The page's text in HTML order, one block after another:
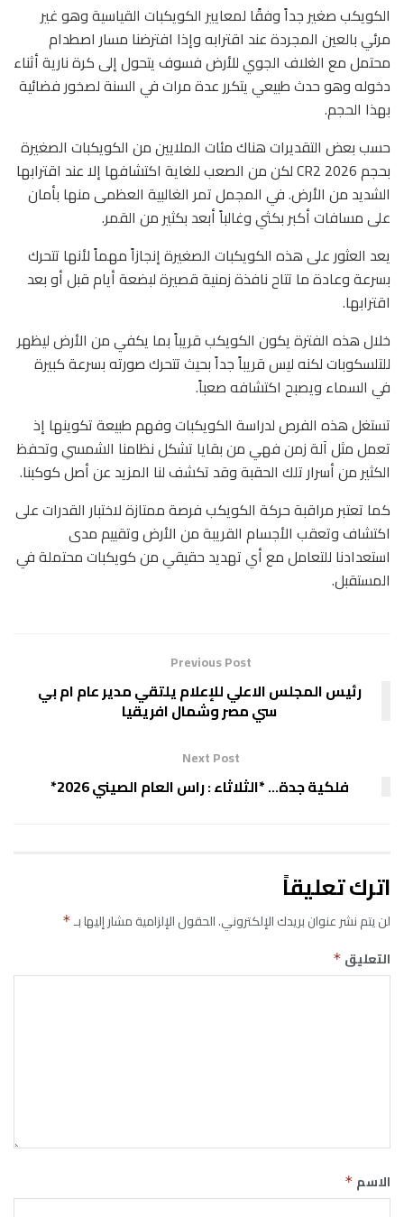
الكويكب صغير جداً وفقًا لمعايير الكويكبات القياسية وهو غير
مرئي بالعين المجردة عند اقترابه وإذا افترضنا مسار اصطدام
محتمل مع الغلاف الجوي للأرض فسوف يتحول إلى كرة نارية أثناء
دخوله وهو حدث طبيعي يتكرر عدة مرات في السنة لصخور فضائية
بهذا الحجم.
حسب بعض التقديرات هناك مئات الملايين من الكويكبات الصغيرة
بحجم 2026 CR2 لكن من الصعب للغاية اكتشافها إلا عند اقترابها
الشديد من الأرض. في المجمل تمر الغالبية العظمى منها بأمان
على مسافات أكبر بكثي وغالباً أبعد بكثير من القمر.
يعد العثور على هذه الكويكبات الصغيرة إنجازاً مهماً لأنها تتحرك
بسرعة وعادة ما تتاح نافذة زمنية قصيرة لبضعة أيام قبل أو بعد
اقترابها.
خلال هذه الفترة يكون الكويكب قريباً بما يكفي من الأرض ليظهر
للتلسكوبات لكنه ليس قريباً جداً بحيث تتحرك صورته بسرعة كبيرة
في السماء ويصبح اكتشافه صعباً.
تستغل هذه الفرص لدراسة الكويكبات وفهم طبيعة تكوينها إذ
تعمل مثل آلة زمن فهي من بقايا تشكل نظامنا الشمسي وتحفظ
الكثير من أسرار تلك الحقبة وقد تكشف لنا المزيد عن أصل كوكبنا.
كما تعتبر مراقبة حركة الكويكب فرصة ممتازة لاختبار القدرات على
اكتشاف وتعقب الأجسام القريبة من الأرض وتقييم مدى
استعدادنا للتعامل مع أي تهديد حقيقي من كويكبات محتملة في
المستقبل.
Previous Post
رئيس المجلس الاعلي للإعلام يلتقي مدير عام ام بي
سي مصر وشمال افريقيا
Next Post
فلكية جدة… *الثلاثاء : راس العام الصيني 2026*
اترك تعليقاً
لن يتم نشر عنوان بريدك الإلكتروني.الحقول الإلزامية مشار إليها بـ*
التعليق *
الاسم *